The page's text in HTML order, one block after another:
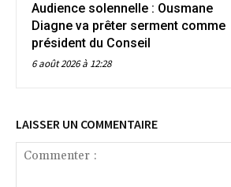
Audience solennelle : Ousmane
Diagne va prêter serment comme
président du Conseil
6 août 2026 à 12:28
LAISSER UN COMMENTAIRE